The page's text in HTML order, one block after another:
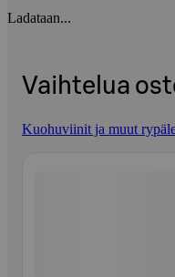
Ladataan...
Vaihtelua
Kuohuviinit ja muut